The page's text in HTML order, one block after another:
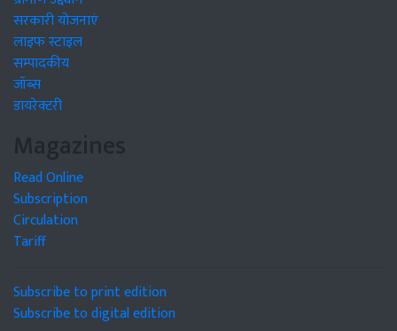
सरकारी योजनाएं
लाइफ स्टाइल
सम्पादकीय
जॉब्स
डायरेक्टरी
Magazines
Read Online
Subscription
Circulation
Tariff
Subscribe to print edition
Subscribe to digital edition